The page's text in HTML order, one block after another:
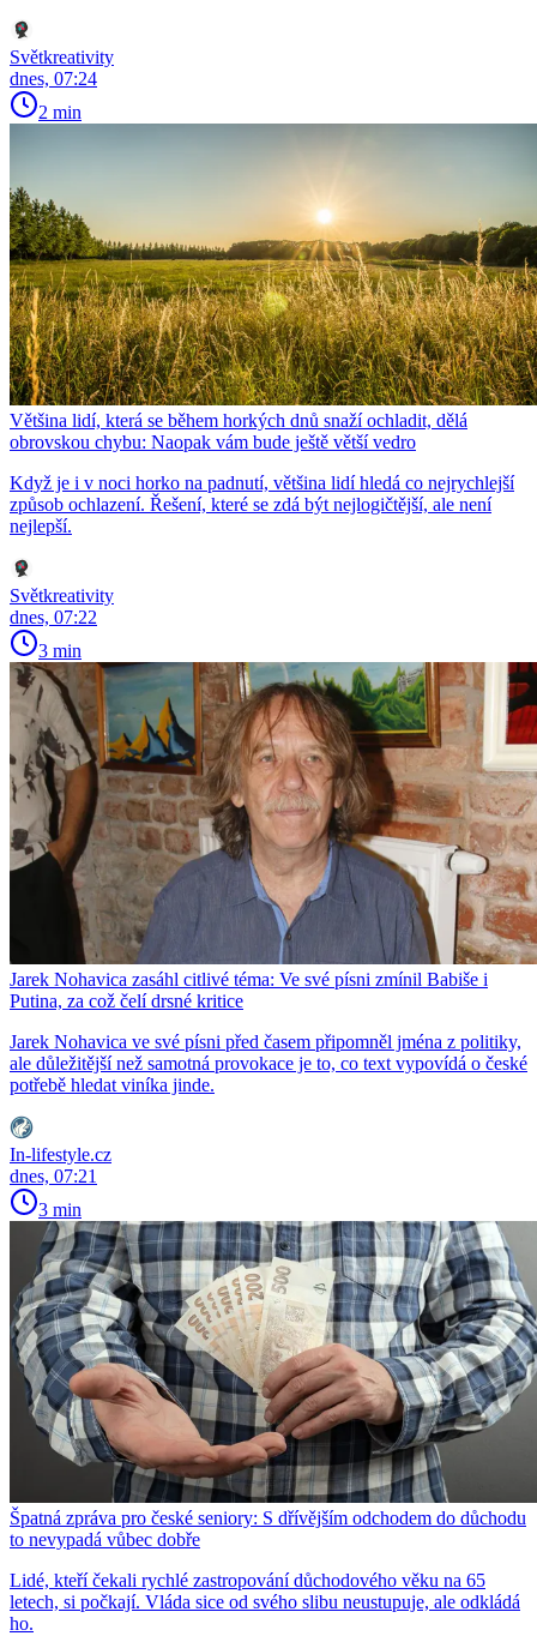
Světkreativity
dnes, 07:24
2 min
Většina lidí, která se během horkých dnů snaží ochladit, dělá
obrovskou chybu: Naopak vám bude ještě větší vedro
Když je i v noci horko na padnutí, většina lidí hledá co nejrychlejší
způsob ochlazení. Řešení, které se zdá být nejlogičtější, ale není
nejlepší.
Světkreativity
dnes, 07:22
3 min
Jarek Nohavica zasáhl citlivé téma: Ve své písni zmínil Babiše i
Putina, za což čelí drsné kritice
Jarek Nohavica ve své písni před časem připomněl jména z politiky,
ale důležitější než samotná provokace je to, co text vypovídá o české
potřebě hledat viníka jinde.
In-lifestyle.cz
dnes, 07:21
3 min
Špatná zpráva pro české seniory: S dřívějším odchodem do důchodu
to nevypadá vůbec dobře
Lidé, kteří čekali rychlé zastropování důchodového věku na 65
letech, si počkají. Vláda sice od svého slibu neustupuje, ale odkládá
ho.